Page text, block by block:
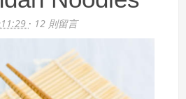
· 12 則留言